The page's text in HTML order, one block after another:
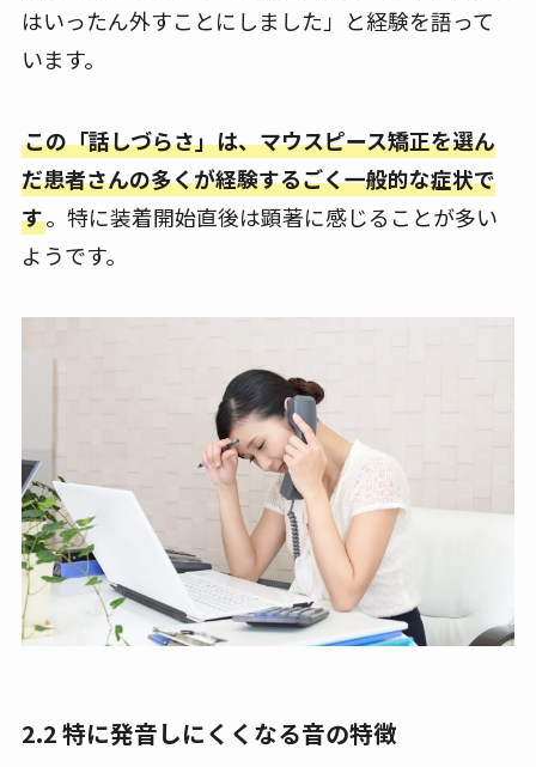
はいったん外すことにしました」と経験を語って
います。
この「話しづらさ」は、マウスピース矯正を選ん
だ患者さんの多くが経験するごく一般的な症状で
す。特に装着開始直後は顕著に感じることが多い
ようです。
2.2 特に発音しにくくなる音の特徴